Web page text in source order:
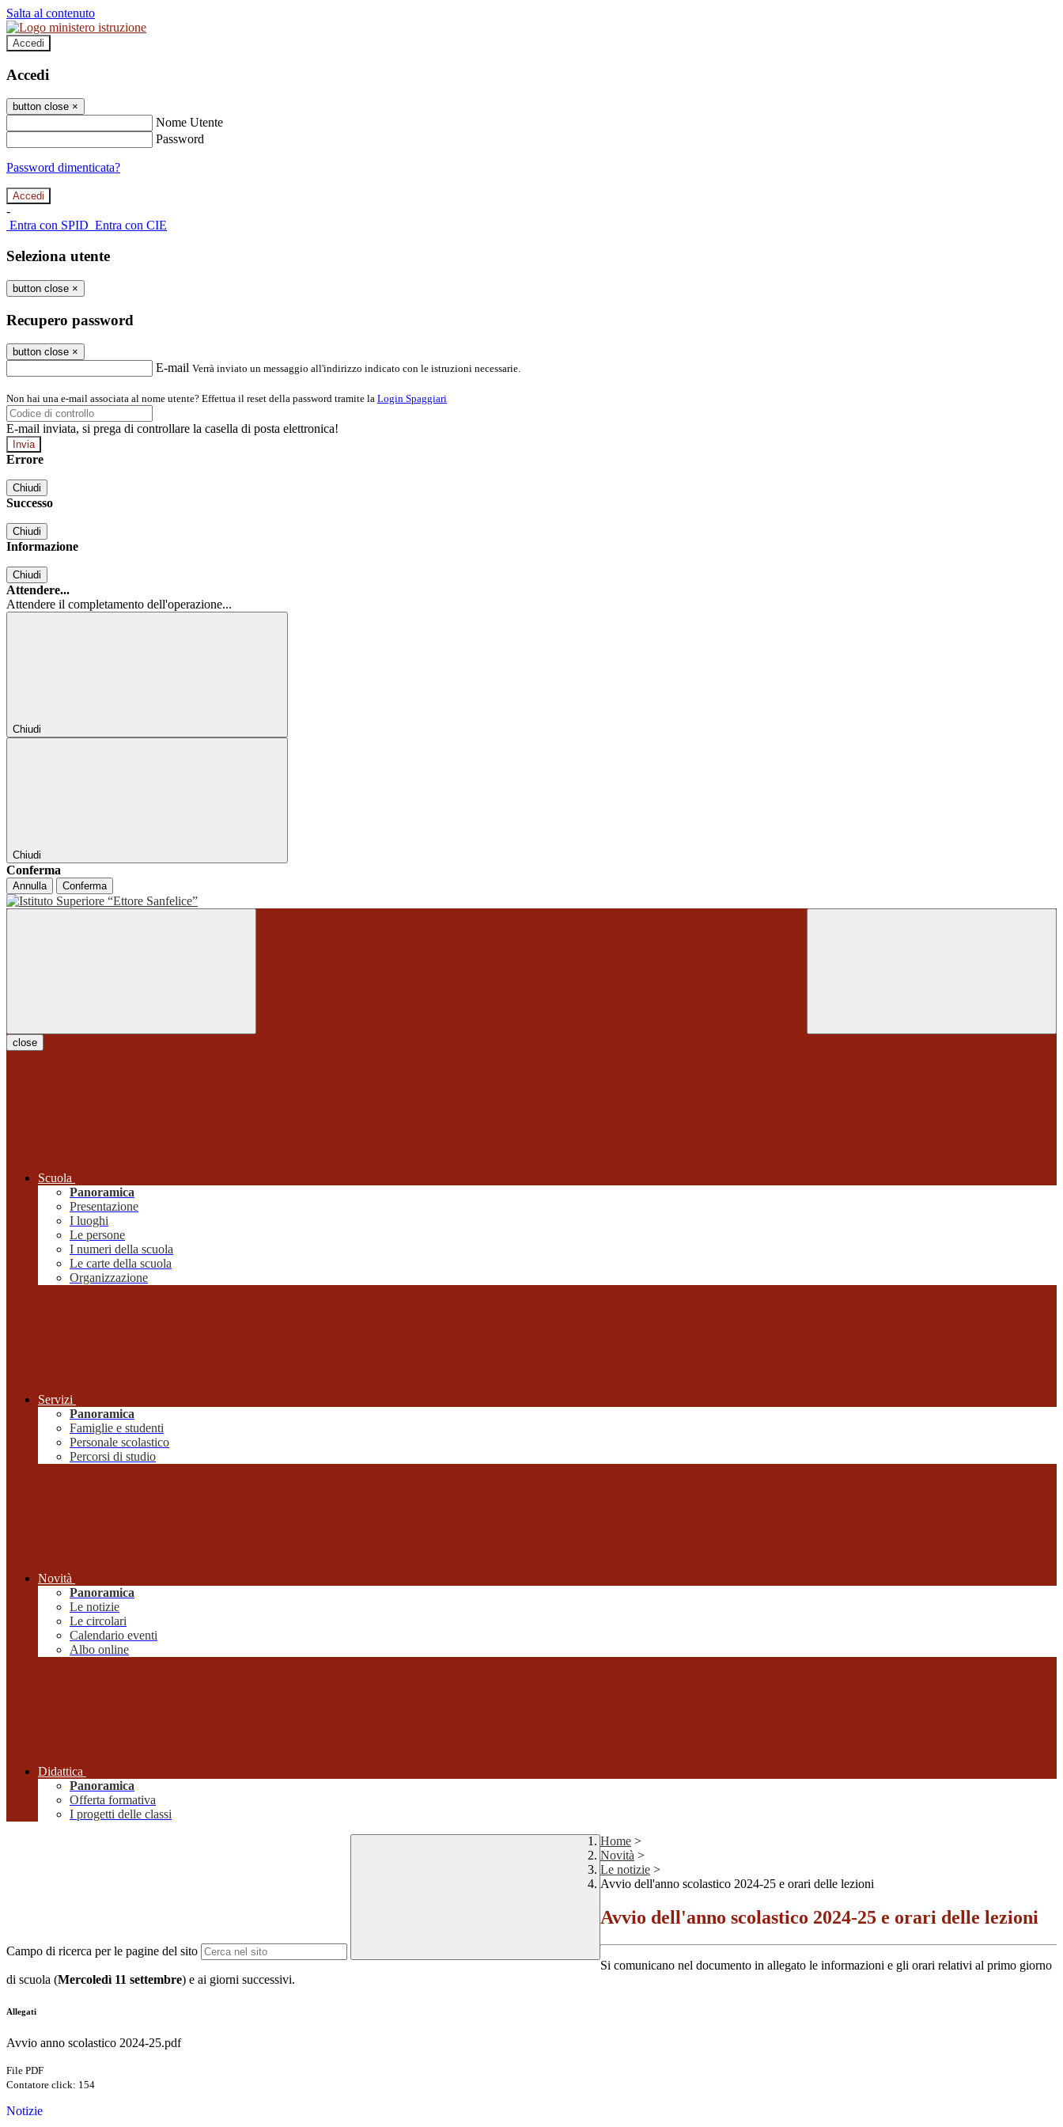
Salta al contenuto
Accedi
Accedi
button close ×
Nome Utente
Password
Password dimenticata?
-
Entra con SPID Entra con CIE
Seleziona utente
button close ×
Recupero password
button close ×
E-mail Verrà inviato un messaggio all'indirizzo indicato con le istruzioni necessarie.
Non hai una e-mail associata al nome utente? Effettua il reset della password tramite la Login Spaggiari
E-mail inviata, si prega di controllare la casella di posta elettronica!
Errore
Chiudi
Successo
Chiudi
Informazione
Chiudi
Attendere...
Attendere il completamento dell'operazione...
Chiudi
Chiudi
Conferma
Annulla Conferma
close
Scuola
Panoramica
Presentazione
I luoghi
Le persone
I numeri della scuola
Le carte della scuola
Organizzazione
Servizi
Panoramica
Famiglie e studenti
Personale scolastico
Percorsi di studio
Novità
Panoramica
Le notizie
Le circolari
Calendario eventi
Albo online
Didattica
Panoramica
Offerta formativa
I progetti delle classi
Campo di ricerca per le pagine del sito
Home >
Novità >
Le notizie >
Avvio dell'anno scolastico 2024-25 e orari delle lezioni
Avvio dell'anno scolastico 2024-25 e orari delle lezioni
Si comunicano nel documento in allegato le informazioni e gli orari relativi al primo giorno
di scuola (Mercoledì 11 settembre) e ai giorni successivi.
Allegati
Avvio anno scolastico 2024-25.pdf
File PDF
Contatore click: 154
Notizie